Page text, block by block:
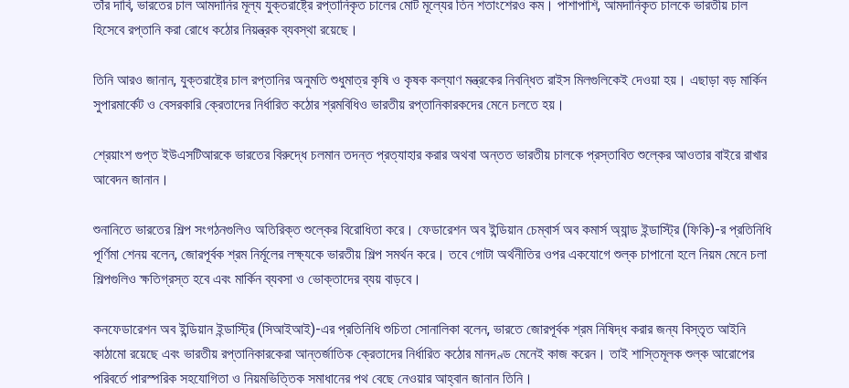
তাঁর দাবি, ভারতের চাল আমদানির মূল্য যুক্তরাষ্ট্রে রপ্তানিকৃত চালের মোট মূল্যের তিন শতাংশেরও কম। পাশাপাশি, আমদানিকৃত চালকে ভারতীয় চাল
হিসেবে রপ্তানি করা রোধে কঠোর নিয়ন্ত্রক ব্যবস্থা রয়েছে।
তিনি আরও জানান, যুক্তরাষ্ট্রে চাল রপ্তানির অনুমতি শুধুমাত্র কৃষি ও কৃষক কল্যাণ মন্ত্রকের নিবন্ধিত রাইস মিলগুলিকেই দেওয়া হয়। এছাড়া বড় মার্কিন
সুপারমার্কেট ও বেসরকারি ক্রেতাদের নির্ধারিত কঠোর শ্রমবিধিও ভারতীয় রপ্তানিকারকদের মেনে চলতে হয়।
শ্রেয়াংশ গুপ্ত ইউএসটিআরকে ভারতের বিরুদ্ধে চলমান তদন্ত প্রত্যাহার করার অথবা অন্তত ভারতীয় চালকে প্রস্তাবিত শুল্কের আওতার বাইরে রাখার
আবেদন জানান।
শুনানিতে ভারতের শিল্প সংগঠনগুলিও অতিরিক্ত শুল্কের বিরোধিতা করে। ফেডারেশন অব ইন্ডিয়ান চেম্বার্স অব কমার্স অ্যান্ড ইন্ডাস্ট্রি (ফিকি)-র প্রতিনিধি
পূর্ণিমা শেনয় বলেন, জোরপূর্বক শ্রম নির্মূলের লক্ষ্যকে ভারতীয় শিল্প সমর্থন করে। তবে গোটা অর্থনীতির ওপর একযোগে শুল্ক চাপানো হলে নিয়ম মেনে চলা
শিল্পগুলিও ক্ষতিগ্রস্ত হবে এবং মার্কিন ব্যবসা ও ভোক্তাদের ব্যয় বাড়বে।
কনফেডারেশন অব ইন্ডিয়ান ইন্ডাস্ট্রি (সিআইআই)-এর প্রতিনিধি শুচিতা সোনালিকা বলেন, ভারতে জোরপূর্বক শ্রম নিষিদ্ধ করার জন্য বিস্তৃত আইনি
কাঠামো রয়েছে এবং ভারতীয় রপ্তানিকারকেরা আন্তর্জাতিক ক্রেতাদের নির্ধারিত কঠোর মানদণ্ড মেনেই কাজ করেন। তাই শাস্তিমূলক শুল্ক আরোপের
পরিবর্তে পারস্পরিক সহযোগিতা ও নিয়মভিত্তিক সমাধানের পথ বেছে নেওয়ার আহ্বান জানান তিনি।